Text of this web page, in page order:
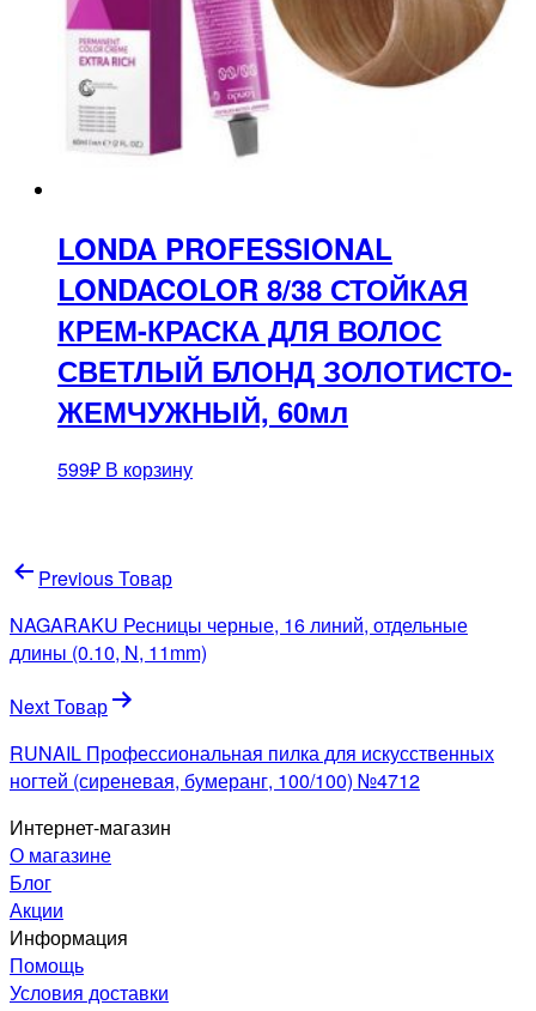
LONDA PROFESSIONAL
LONDACOLOR 8/38 СТОЙКАЯ
КРЕМ-КРАСКА ДЛЯ ВОЛОС
СВЕТЛЫЙ БЛОНД ЗОЛОТИСТО-
ЖЕМЧУЖНЫЙ, 60мл
599₽ В корзину
Навигация
по
записям
Previous Товар
NAGARAKU Ресницы черные, 16 линий, отдельные
длины (0.10, N, 11mm)
Next Товар
RUNAIL Профессиональная пилка для искусственных
ногтей (сиреневая, бумеранг, 100/100) №4712
Интернет-магазин
О магазине
Блог
Акции
Информация
Помощь
Условия доставки